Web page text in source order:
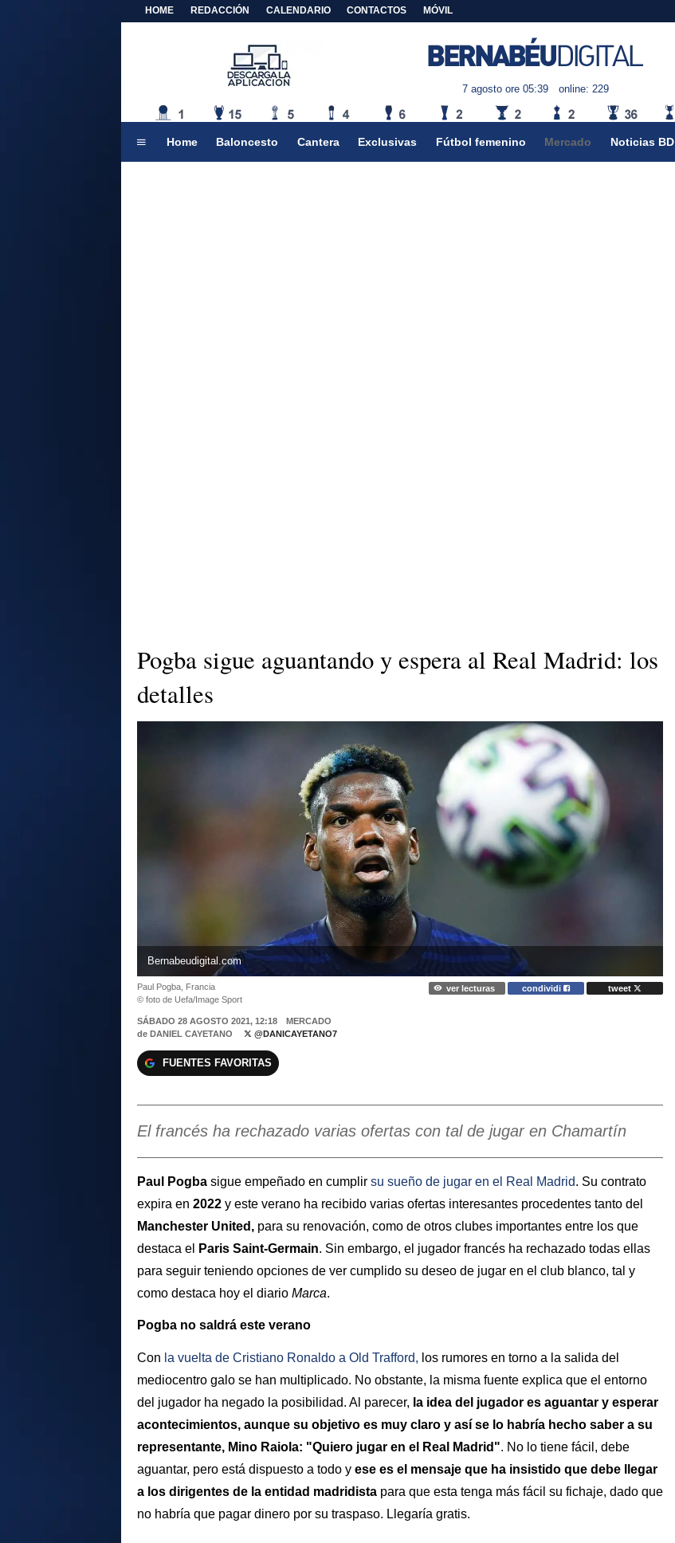
HOME REDACCIÓN CALENDARIO CONTACTOS MÓVIL
7 agosto ore 05:39 online: 229
Home Baloncesto Cantera Exclusivas Fútbol femenino Mercado Noticias BD
Pogba sigue aguantando y espera al Real Madrid: los
detalles
Bernabeudigital.com
Paul Pogba, Francia
© foto de Uefa/Image Sport
ver lecturas condividi tweet
SÁBADO 28 AGOSTO 2021, 12:18
MERCADO
de DANIEL CAYETANO @DANICAYETANO7
FUENTES FAVORITAS
El francés ha rechazado varias ofertas con tal de jugar en Chamartín
Paul Pogba sigue empeñado en cumplir su sueño de jugar en el Real Madrid. Su contrato
expira en 2022 y este verano ha recibido varias ofertas interesantes procedentes tanto del
Manchester United, para su renovación, como de otros clubes importantes entre los que
destaca el
Paris Saint-Germain. Sin embargo, el jugador francés ha rechazado todas ellas
para seguir teniendo opciones de ver cumplido su deseo de jugar en el club blanco, tal y
como destaca hoy el diario Marca.
Pogba no saldrá este verano
Con la vuelta de Cristiano Ronaldo a Old Trafford, los rumores en torno a la salida del
mediocentro galo se han multiplicado. No obstante, la misma fuente explica que el entorno
del jugador ha negado la posibilidad. Al parecer, la idea del jugador es aguantar y esperar
acontecimientos, aunque su objetivo es muy claro y así se lo habría hecho saber a su
representante, Mino Raiola: "Quiero jugar en el Real Madrid". No lo tiene fácil, debe
aguantar, pero está dispuesto a todo y ese es el mensaje que ha insistido que debe llegar
a los dirigentes de la entidad madridista para que esta tenga más fácil su fichaje, dado que
no habría que pagar dinero por su traspaso. Llegaría gratis.